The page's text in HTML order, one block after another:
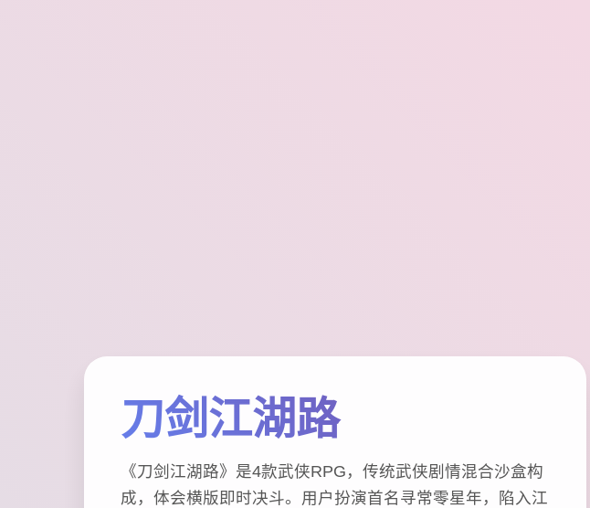
刀剑江湖路
《刀剑江湖路》是4款武侠RPG，传统武侠剧情混合沙盒构
成，体会横版即时决斗。用户扮演首名寻常零星年，陷入江